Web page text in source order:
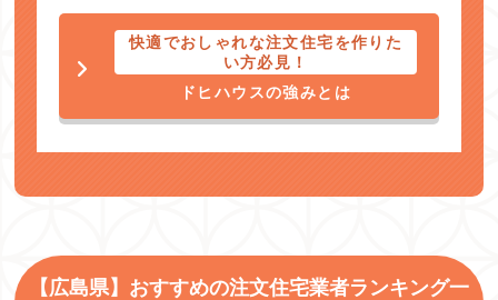
快適でおしゃれな注文住宅を作りた
い方必見！
ドヒハウスの強みとは
【広島県】おすすめの注文住宅業者ランキング一